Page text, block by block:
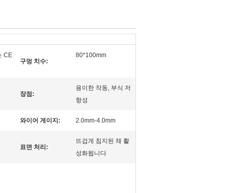
CE
구멍 치수:
80*100mm
장점:
용이한 작동, 부식 저
항성
와이어 게이지: 2.0mm-4.0mm
표면 처리:
뜨겁게 침지된 채 활
성화됩니다